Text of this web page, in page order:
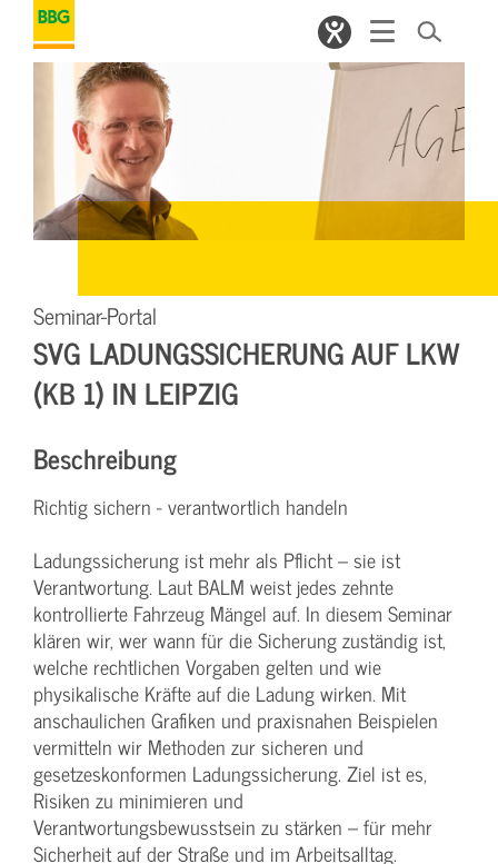
Seminar-Portal
SVG LADUNGSSICHERUNG AUF LKW
(KB 1) IN LEIPZIG
Beschreibung
Richtig sichern - verantwortlich handeln
Ladungssicherung ist mehr als Pflicht – sie ist
Verantwortung. Laut BALM weist jedes zehnte
kontrollierte Fahrzeug Mängel auf. In diesem Seminar
klären wir, wer wann für die Sicherung zuständig ist,
welche rechtlichen Vorgaben gelten und wie
physikalische Kräfte auf die Ladung wirken. Mit
anschaulichen Grafiken und praxisnahen Beispielen
vermitteln wir Methoden zur sicheren und
gesetzeskonformen Ladungssicherung. Ziel ist es,
Risiken zu minimieren und
Verantwortungsbewusstsein zu stärken – für mehr
Sicherheit auf der Straße und im Arbeitsalltag.